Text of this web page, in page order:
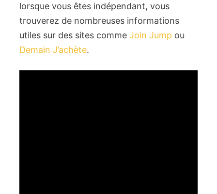
lorsque vous êtes indépendant, vous
trouverez de nombreuses informations
utiles sur des sites comme Join Jump ou
Demain J’achète.